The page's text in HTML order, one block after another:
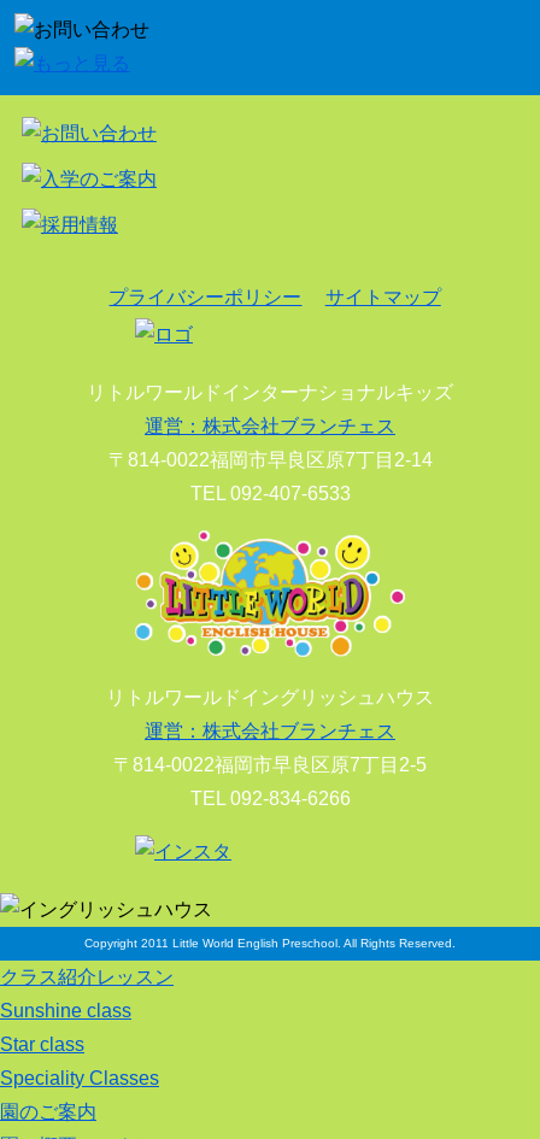
プライバシーポリシー サイトマップ
リトルワールドインターナショナルキッズ
運営：株式会社ブランチェス
〒814-0022福岡市早良区原7丁目2-14
TEL 092-407-6533
リトルワールドイングリッシュハウス
運営：株式会社ブランチェス
〒814-0022福岡市早良区原7丁目2-5
TEL 092-834-6266
Copyright 2011 Little World English Preschool. All Rights Reserved.
クラス紹介レッスン
Sunshine class
Star class
Speciality Classes
園のご案内